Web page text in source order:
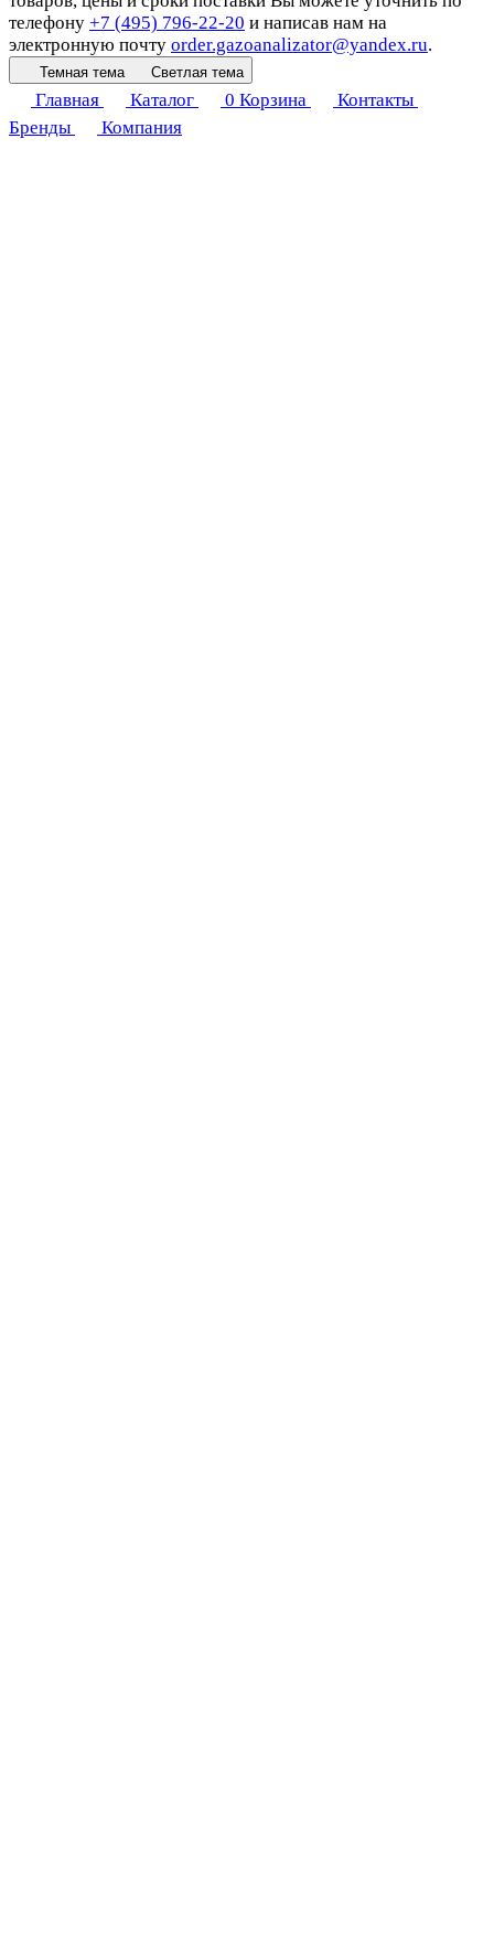
телефону +7 (495) 796-22-20 и написав нам на
электронную почту order.gazoanalizator@yandex.ru.
Темная тема Светлая тема
Главная Каталог 0 Корзина
Контакты
Бренды
Компания